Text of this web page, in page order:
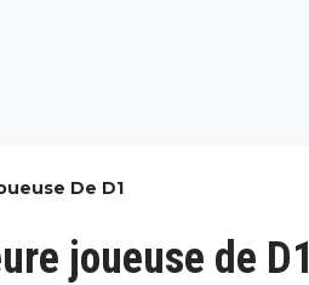
De D1
joueuse de D1